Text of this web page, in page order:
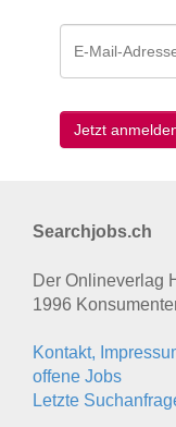
Searchjobs.ch
Der Onlineverlag
1996
Kontakt,
offene Jobs
Letzte